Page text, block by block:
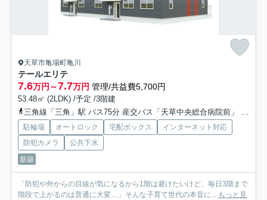
天草市亀場町亀川
テールエリテ
7.6万円～7.7万円 管理/共益費5,700円
53.48㎡ (2LDK) /予定 /3階建
三角線「三角」駅 バス75分 産交バス「天草中央総合病院前」 停歩10分
駐輪場 オートロック 宅配ボックス
インターネット対応
防犯カメラ
公共下水
新築
「防犯や外からの目線が気になるから1階は避けたいけど、毎日3階まで
階段で上がるのは普通に大変…」そんな子育て世代の本音に... もっと見